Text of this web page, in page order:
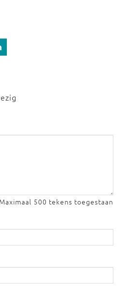
Maximaal 500 tekens toegestaan